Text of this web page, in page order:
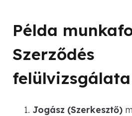
Példa
Szerződés
felülvizsgálata
Jogász (Szerkesztő)